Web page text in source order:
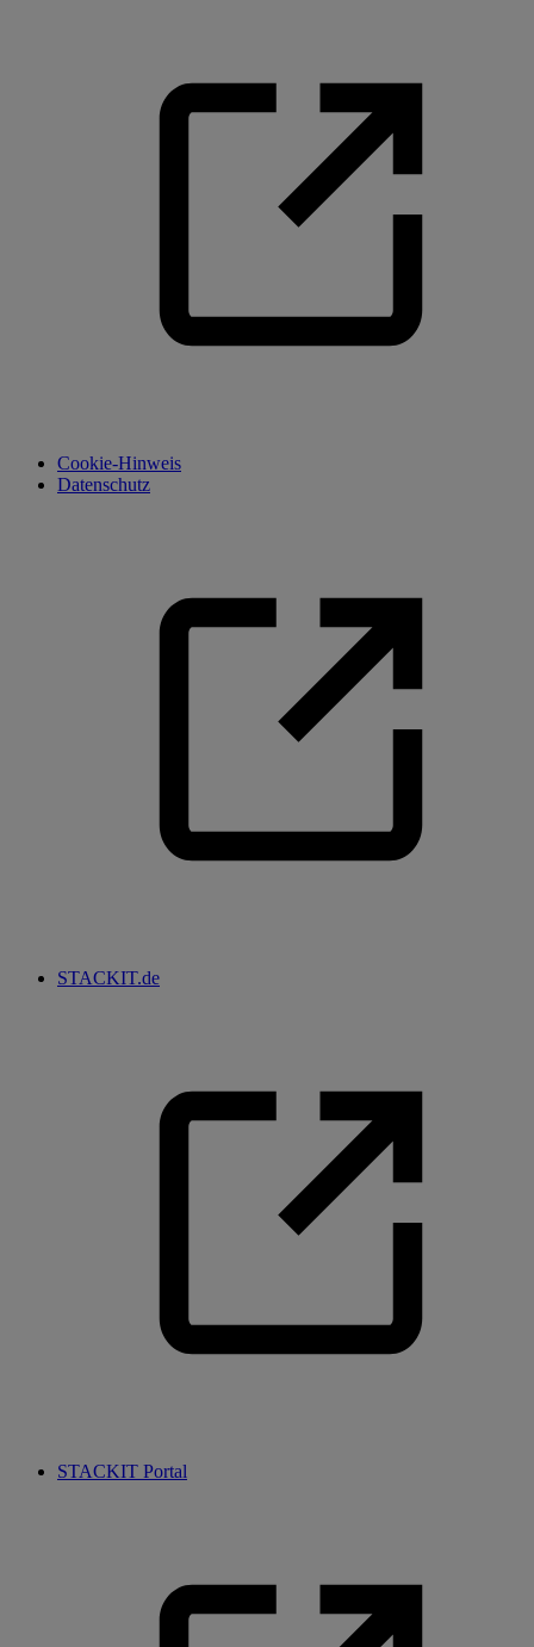
Cookie-Hinweis
Datenschutz
STACKIT.de
STACKIT Portal